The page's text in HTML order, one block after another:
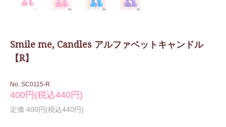
Smile me, Candles アルファベットキャンドル
【R】
No. SC0115-R
400円(税込440円)
定価 400円(税込440円)